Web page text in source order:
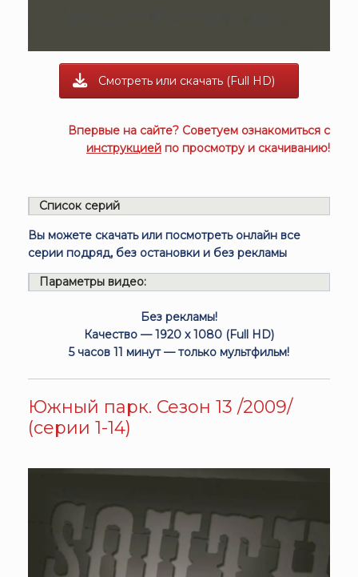
Смотреть или скачать (Full HD)
Впервые на сайте? Советуем ознакомиться с
инструкцией по просмотру и скачиванию!
Список серий
Вы можете скачать или посмотреть онлайн все
серии подряд, без остановки и без рекламы
Параметры видео:
Без рекламы!
Качество — 1920 x 1080 (Full HD)
5 часов 11 минут — только мультфильм!
Южный парк. Сезон 13 /2009/
(серии 1-14)